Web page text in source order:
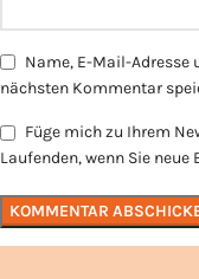
Name, E-Mail-Adresse
nächsten Kommentar
Füge mich zu Ihrem
Laufenden, wenn Sie